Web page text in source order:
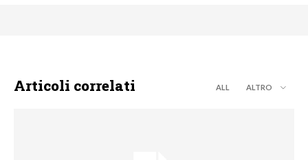
Articoli correlati ALL ALTRO